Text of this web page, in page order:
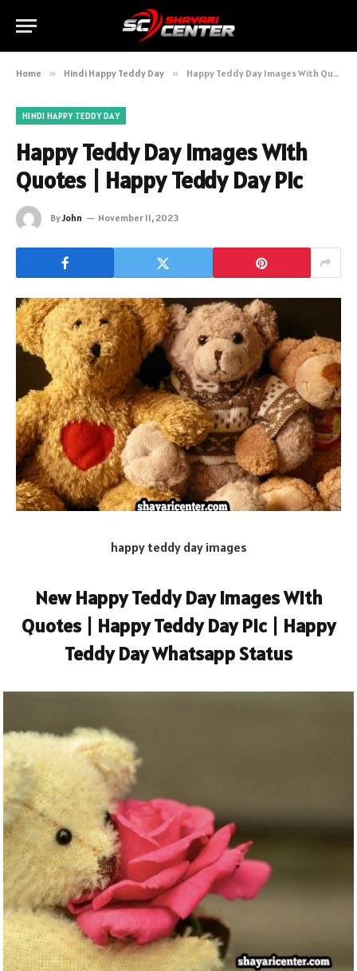
Home » Hindi Happy Teddy Day » Happy Teddy Day Images With Quotes | Happy Teddy Day Pic
HINDI HAPPY TEDDY DAY
Happy Teddy Day Images With
Quotes | Happy Teddy Day Pic
ByJohn November 11, 2023
happy teddy day images
New Happy Teddy Day Images With
Quotes | Happy Teddy Day Pic | Happy
Teddy Day Whatsapp Status